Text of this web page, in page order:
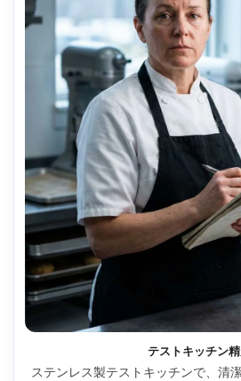
テストキッチン
ステンレス製テストキッチンで、清